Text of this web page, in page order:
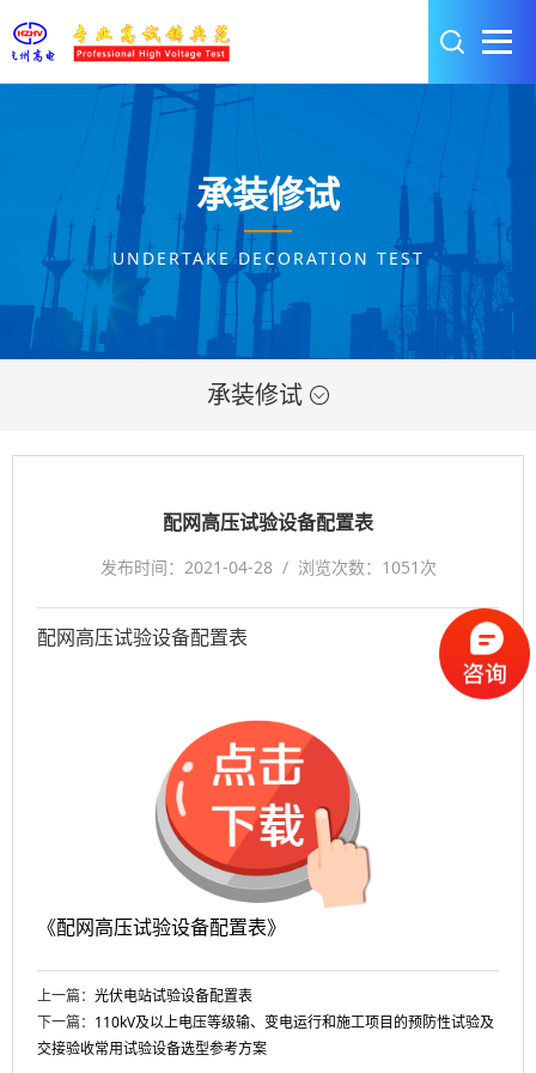
承装修试
UNDERTAKE DECORATION TEST
承装修试 
配网高压试验设备配置表
发布时间：2021-04-28 / 浏览次数： 1051次
配网高压试验设备配置表
《配网高压试验设备配置表》
上一篇： 光伏电站试验设备配置表
下一篇： 110kV及以上电压等级输、变电运行和施工项目的预防性试验及
交接验收常用试验设备选型参考方案